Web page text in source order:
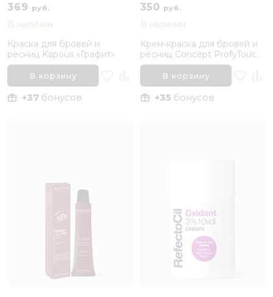
369 руб.
В наличии
Краска для бровей и
ресниц Kapous «Графит»
В корзину
+37 бонусов
350 руб.
В наличии
Крем-краска для бровей и
ресниц Concept ProfyTouch,
Чёрная
В корзину
+35 бонусов